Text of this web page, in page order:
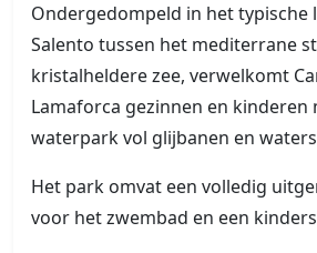
Ondergedompeld in het typische
Salento tussen het mediterrane
kristalheldere zee, verwelkomt
Lamaforca gezinnen en kinderen
waterpark vol glijbanen en
Het park omvat een volledig
voor het zwembad en een